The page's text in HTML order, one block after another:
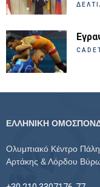
ΕΛΛΗΝΙΚΗ
Ολυμπιακό Κέντρο
Αρτάκης & Λόρδου